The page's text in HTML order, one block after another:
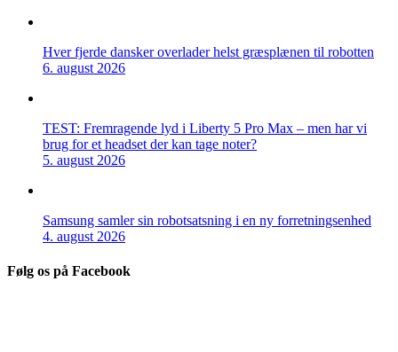
Hver fjerde dansker overlader helst græsplænen til robotten
6. august 2026
TEST: Fremragende lyd i Liberty 5 Pro Max – men har vi
brug for et headset der kan tage noter?
5. august 2026
Samsung samler sin robotsatsning i en ny forretningsenhed
4. august 2026
Følg os på Facebook